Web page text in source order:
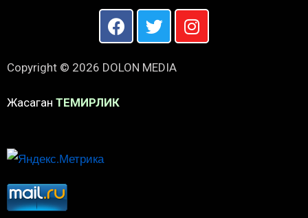
Copyright © 2026 DOLON MEDIA
Жасаган ТЕМИРЛИК